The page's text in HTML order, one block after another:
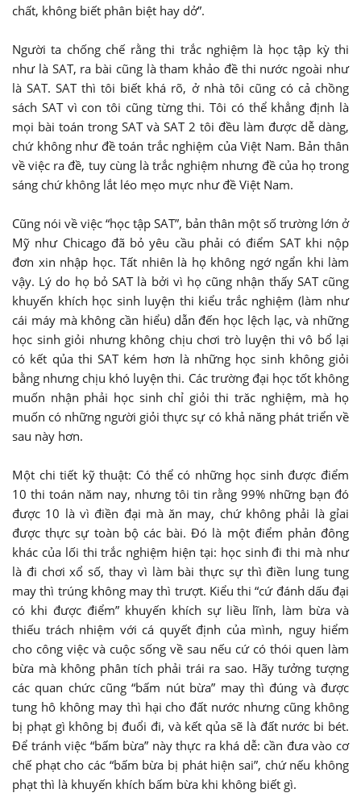
chất, không biết phân biệt hay dở”.
Người ta chống chế rằng thi trắc nghiệm là học tập kỳ thi
như là SAT, ra bài cũng là tham khảo đề thi nước ngoài như
là SAT. SAT thì tôi biết khá rõ, ở nhà tôi cũng có cả chồng
sách SAT vì con tôi cũng từng thi. Tôi có thể khẳng định là
mọi bài toán trong SAT và SAT 2 tôi đều làm được dễ dàng,
chứ không như đề toán trắc nghiệm của Việt Nam. Bản thân
về việc ra đề, tuy cùng là trắc nghiệm nhưng đề của họ trong
sáng chứ không lắt léo mẹo mực như đề Việt Nam.
Cũng nói về việc “học tập SAT”, bản thân một số trường lớn ở
Mỹ như Chicago đã bỏ yêu cầu phải có điểm SAT khi nộp
đơn xin nhập học. Tất nhiên là họ không ngớ ngẩn khi làm
vậy. Lý do họ bỏ SAT là bởi vì họ cũng nhận thấy SAT cũng
khuyến khích học sinh luyện thi kiểu trắc nghiệm (làm như
cái máy mà không cần hiểu) dẫn đến học lệch lạc, và những
học sinh giỏi nhưng không chịu chơi trò luyện thi vô bổ lại
có kết qủa thi SAT kém hơn là những học sinh không giỏi
bằng nhưng chịu khó luyện thi. Các trường đại học tốt không
muốn nhận phải học sinh chỉ giỏi thi trăc nghiệm, mà họ
muốn có những người giỏi thực sự có khả năng phát triển về
sau này hơn.
Một chi tiết kỹ thuật: Có thể có những học sinh được điểm
10 thi toán năm nay, nhưng tôi tin rằng 99% những bạn đó
được 10 là vì điền đại mà ăn may, chứ không phải là gỉai
được thực sự toàn bộ các bài. Đó là một điểm phản đông
khác của lối thi trắc nghiệm hiện tại: học sinh đi thi mà như
là đi chơi xổ số, thay vì làm bài thực sự thì điền lung tung
may thì trúng không may thì trượt. Kiểu thi “cứ đánh dấu đại
có khi được điểm” khuyến khích sự liều lĩnh, làm bừa và
thiếu trách nhiệm với cá quyết định của mình, nguy hiểm
cho công việc và cuộc sống về sau nếu cứ có thói quen làm
bừa mà không phân tích phải trái ra sao. Hãy tưởng tượng
các quan chức cũng “bấm nút bừa” may thì đúng và được
tung hô không may thì hại cho đất nước nhưng cũng không
bị phạt gì không bị đuổi đi, và kết qủa sẽ là đất nước bi bét.
Để tránh việc “bấm bừa” này thực ra khá dễ: cần đưa vào cơ
chế phạt cho các “bấm bừa bị phát hiện sai”, chứ nếu không
phạt thì là khuyến khích bấm bừa khi không biết gì.